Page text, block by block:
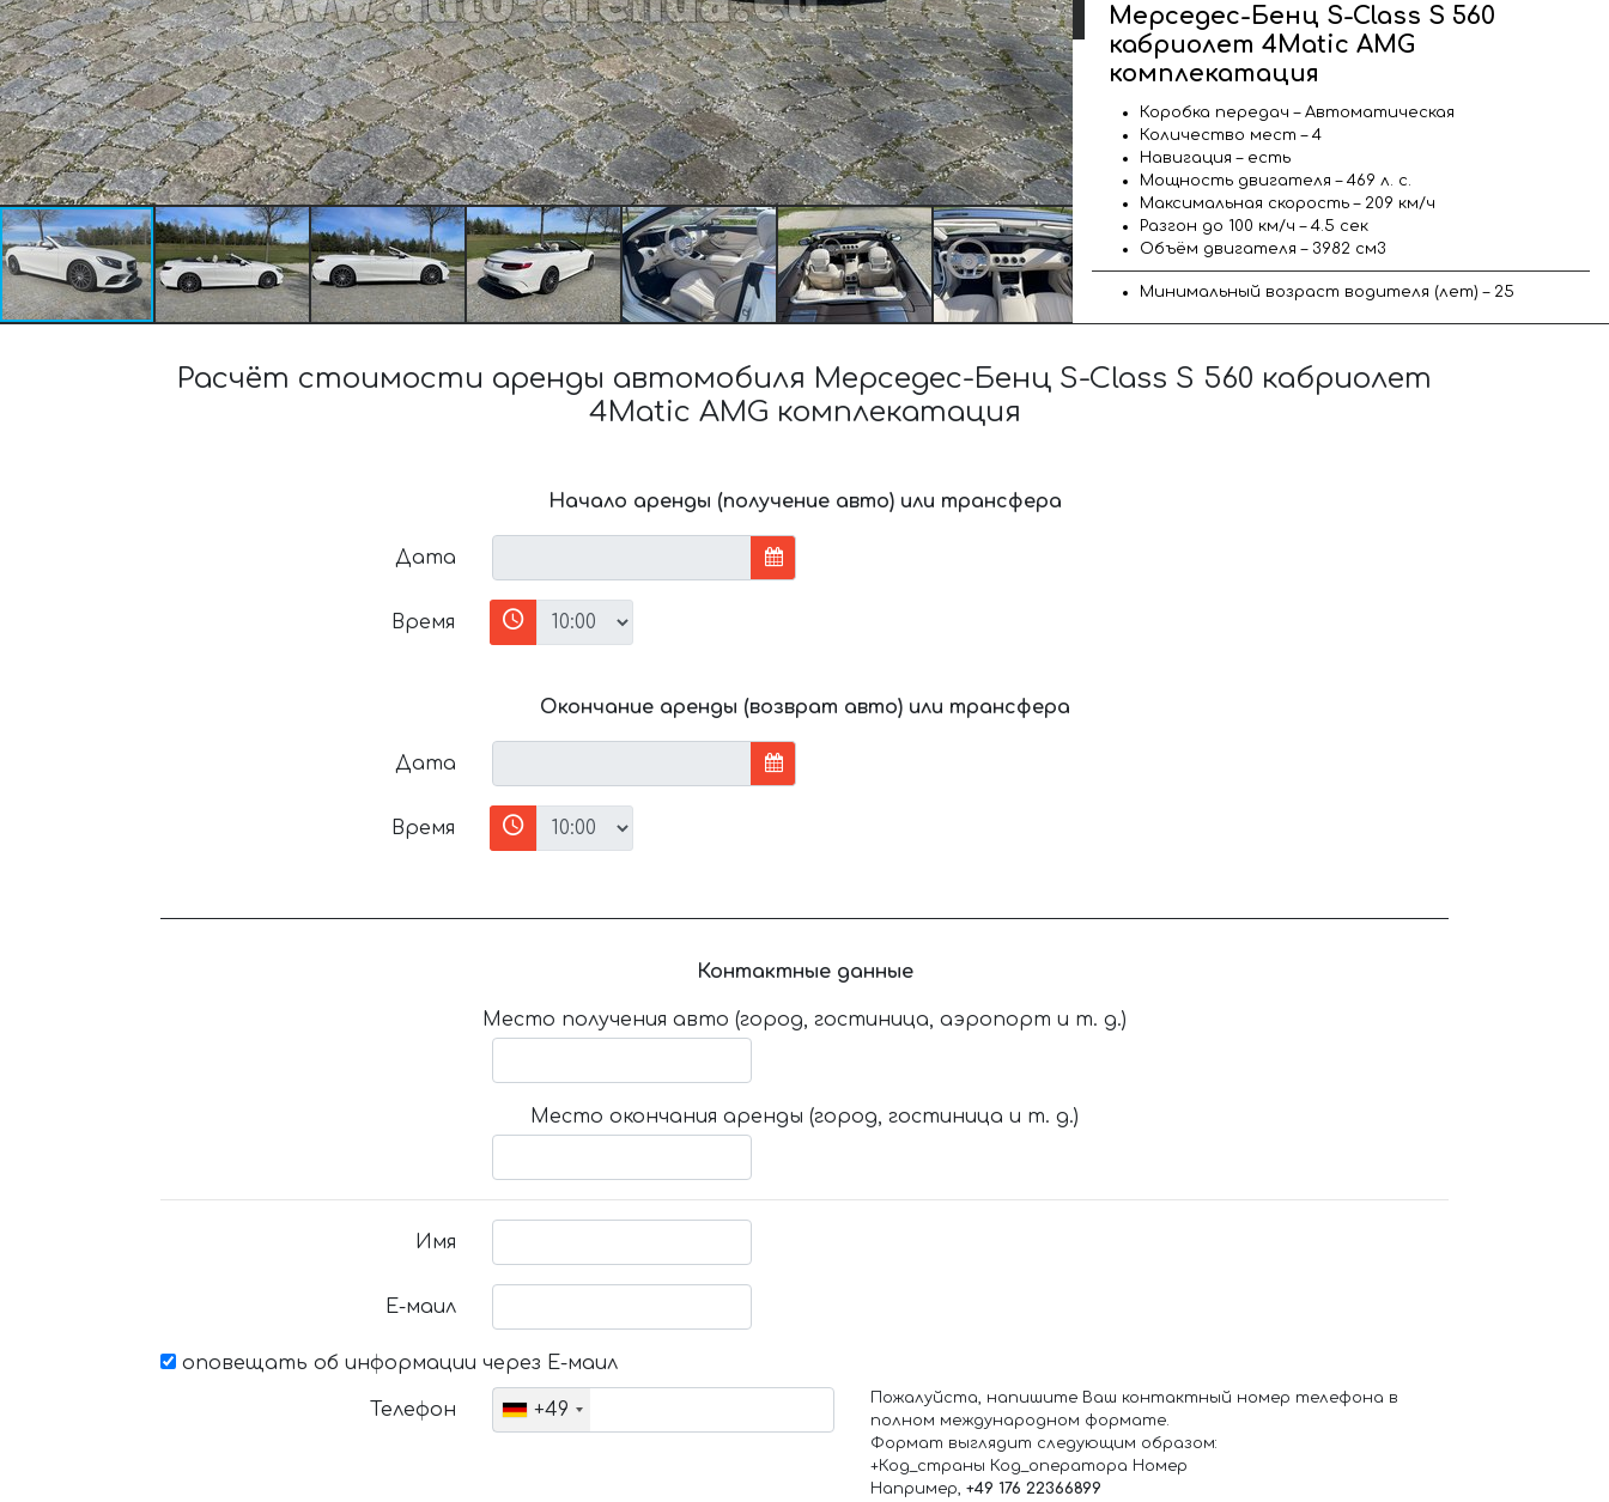
Мерседес-Бенц S-Class S 560
кабриолет 4Matic AMG
комплекатация
Коробка передач – Автоматическая
Количество мест – 4
Навигация – есть
Мощность двигателя – 469 л. с.
Максимальная скорость – 209 км/ч
Разгон до 100 км/ч – 4.5 сек
Объём двигателя – 3982 см3
Минимальный возраст водителя (лет) – 25
Расчёт стоимости аренды автомобиля Мерседес-Бенц S-Class S 560 кабриолет
4Matic AMG комплекатация
Начало аренды (получение авто) или трансфера
Дата
Время
Окончание аренды (возврат авто) или трансфера
Дата
Время
Контактные данные
Место получения авто (город, гостиница, аэропорт и т. д.)
Место окончания аренды (город, гостиница и т. д.)
Имя
Е-маил
оповещать об информации через Е-маил
Телефон +49
Пожалуйста, напишите Ваш контактный номер телефона в
полном международном формате.
Формат выглядит следующим образом:
+Код_страны Код_оператора Номер
Например, +49 176 22366899